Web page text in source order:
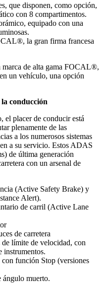
que disponen, como opción,
con 8 compartimentos.
equipado con una
la gran firma francesa
marca de alta gama FOCAL®,
un vehículo, una opción
conducción
el placer de conducir está
plenamente de las
a los numerosos sistemas
a su servicio. Estos ADAS
de última generación
con un arsenal de
(Active Safety Brake) y
Alert).
de carril (Active Lane
de carretera
límite de velocidad, con
instrumentos.
función Stop (versiones
ángulo muerto.